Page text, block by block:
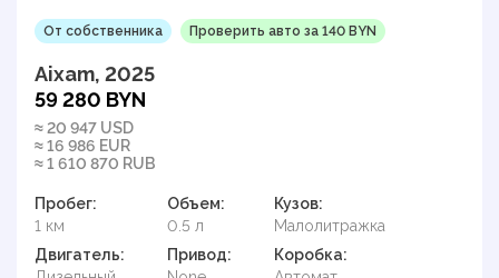
От собственника Проверить авто за 140 BYN
Aixam, 2025
59 280 BYN
≈ 20 947 USD
≈ 16 986 EUR
≈ 1 610 870 RUB
Пробег:
1 км
Объем:
0.5 л
Кузов:
Малолитражка
Двигатель:
Привод:
Коробка: